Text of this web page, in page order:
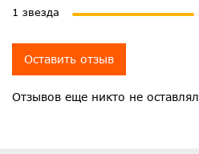
Отзывов еще никто не оставлял
1 звезда
Оставить отзыв